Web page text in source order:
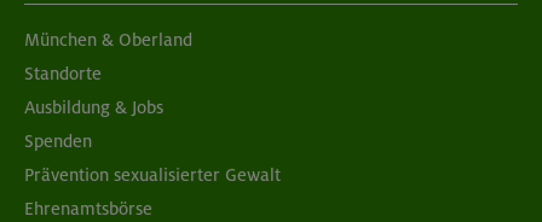
München & Oberland
Standorte
Ausbildung & Jobs
Spenden
Prävention sexualisierter Gewalt
Ehrenamtsbörse